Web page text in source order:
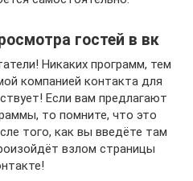
гостей в вк
Никаких программ, тем
компанией контакта для
Если вам предлагают
то помните, что это
того, как вы введёте там
взлом страницы